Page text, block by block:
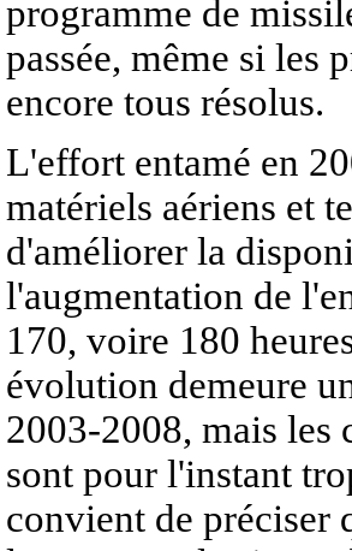
programme de
passée, même si les
encore tous résolus.
L'effort entamé en
matériels aériens et
d'améliorer la
l'augmentation de
170, voire 180
évolution demeure
2003-2008, mais les
sont pour l'instant
convient de préciser